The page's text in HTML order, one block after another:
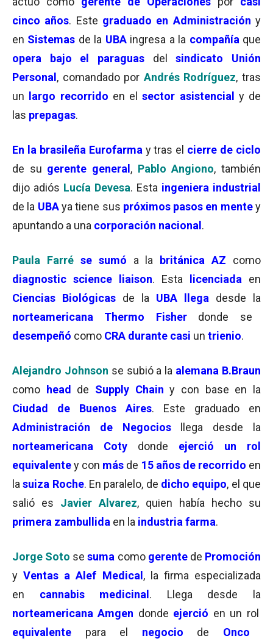
cinco años. Este graduado en Administración y
en Sistemas de la UBA ingresa a la compañía que
opera bajo el paraguas delsindicato Unión
Personal , comandado por Andrés Rodríguez, tras
un
largo recorrido en elsector asistencial
y de
las prepagas.
En la brasileña Eurofarma y tras el cierre de ciclo
de su gerente general , Pablo Angiono, también
dijo adiós Lucía Devesa. Esta ingeniera industrial
de la UBA ya tiene sus próximos pasos en mentey
apuntando a una corporación nacional .
Paula Farrése sumó a la británica AZ como
diagnostic science liaison. Esta licenciada en
Ciencias Biológicas de la UBA llega desde la
norteamericana Thermo Fisher donde se
desempeñó como CRA durante casi un trienio.
Alejandro Johnson se subió a la alemana B.Braun
como
head de Supply Chain y con base en la
Ciudad de Buenos Aires. Este graduado en
Administración de Negociosllega desde la
norteamericana Coty donde ejerció un rol
equivalentey con más de 15 años de recorrido en
lasuiza Roche. En paralelo, de dicho equipo, el que
salió es Javier Alvarez, quien había hecho su
primera zambullida en la industria farma.
Jorge Soto sesuma como gerente de Promoción
y Ventas a Alef Medical , la firma especializada
en cannabis medicinal . Llega desde la
norteamericana Amgen donde ejerció en un rol
equivalente para el negocio de Onco